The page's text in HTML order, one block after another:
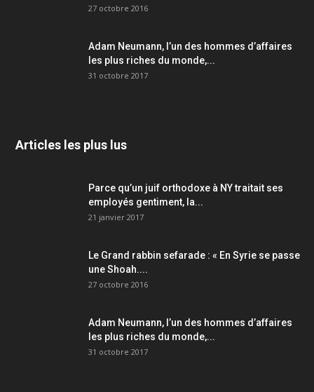
27 octobre 2016
Adam Neumann, l’un des hommes d’affaires
les plus riches du monde,...
31 octobre 2017
Articles les plus lus
Parce qu’un juif orthodoxe à NY traitait ses
employés gentiment, la...
21 janvier 2017
Le Grand rabbin sefarade : « En Syrie se passe
une Shoah....
27 octobre 2016
Adam Neumann, l’un des hommes d’affaires
les plus riches du monde,...
31 octobre 2017